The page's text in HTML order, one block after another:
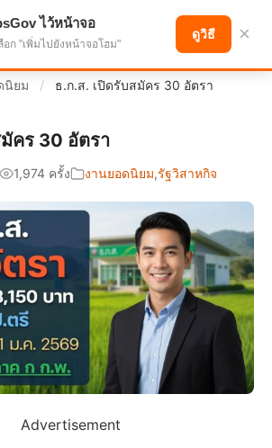
พื่ออนาคตที่ก้าวหน้า
นิยม / ธ.ก.ส. เปิดรับสมัคร 30 อัตรา
คร 30 อัตรา
1,974 ครั้ง งานยอดนิยม,รัฐวิสาหกิจ
Advertisement
ไว้หน้าจอ
ก "เพิ่มไปยังหน้าจอโฮม"
ดูวิธี ×